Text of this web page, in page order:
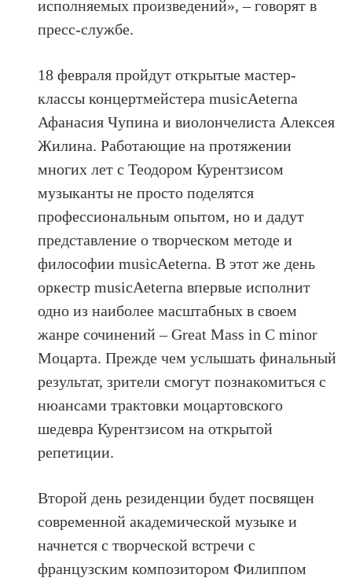
исполняемых произведений», – говорят в
пресс-службе.
18 февраля пройдут открытые мастер-
классы концертмейстера musicAeterna
Афанасия Чупина и виолончелиста Алексея
Жилина. Работающие на протяжении
многих лет с Теодором Курентзисом
музыканты не просто поделятся
профессиональным опытом, но и дадут
представление о творческом методе и
философии musicAeterna. В этот же день
оркестр musicAeterna впервые исполнит
одно из наиболее масштабных в своем
жанре сочинений – Great Mass in C minor
Моцарта. Прежде чем услышать финальный
результат, зрители смогут познакомиться с
нюансами трактовки моцартовского
шедевра Курентзисом на открытой
репетиции.
Второй день резиденции будет посвящен
современной академической музыке и
начнется с творческой встречи с
французским композитором Филиппом